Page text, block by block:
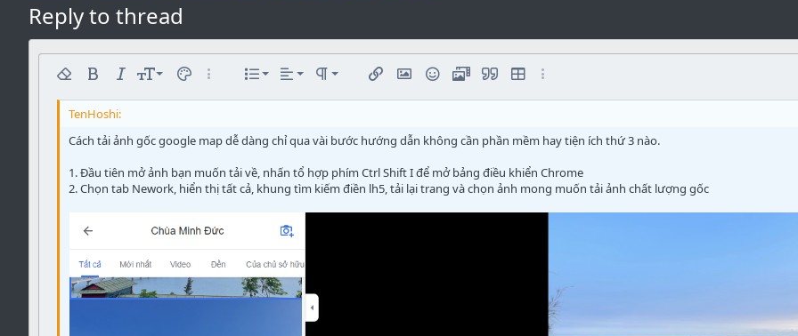
Reply to thread
Xóa tất cả các định dạng chữ
Chữ đậmChữ nghiêng
Cỡ chữ
9
10
12
18
26
Màu chữCác tùy chọn khác...
Tạo danh sáchDanh sách dạng số
Thụt lề
Trồi ra
Căn chỉnh
Căn trái
Căn giữa
Căn phải
Justify text
Paragraph format
Normal
Heading 2
Heading 3
Chèn liên kết
Chèn hình ảnh
Biểu tượng cảm xúc
MediaTrích dẫnInsert tableCác tùy chọn khác...
Font familyArial
Book Antiqua
Courier New
Georgia
Trebuchet MS
Verdana
Chữ có gạch ngang
Chữ có gạch chân
Insert horizontal line
SpoilerCode
Cách tải ảnh gốc google map dễ dàng chỉ qua vài bước hướng dẫn không cần phần mềm hay tiện ích thứ 3 nào.
1. Đầu tiên mở ảnh bạn muốn tải về, nhấn tổ hợp phím Ctrl Shift I để mở bảng điều khiển Chrome
2. Chọn tab Nework, hiển thị tất cả, khung tìm kiếm điền lh5, tải lại trang và chọn ảnh mong muốn tải ảnh chất lượng gốc